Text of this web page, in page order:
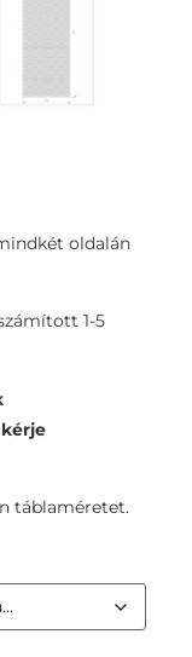
oldalán
1-5
táblaméretet.